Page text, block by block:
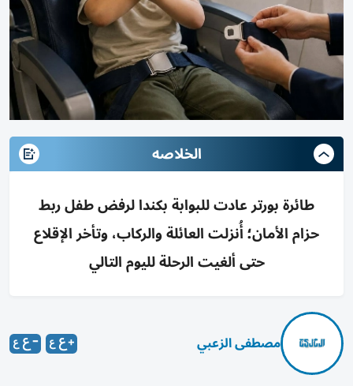
الخلاصه
طائرة بورتر عادت للبوابة بكندا لرفض طفل ربط
حزام الأمان؛ أُنزلت العائلة والركاب، وتأخر الإقلاع
حتى ألغيت الرحلة لليوم التالي
مصطفى الزعبي